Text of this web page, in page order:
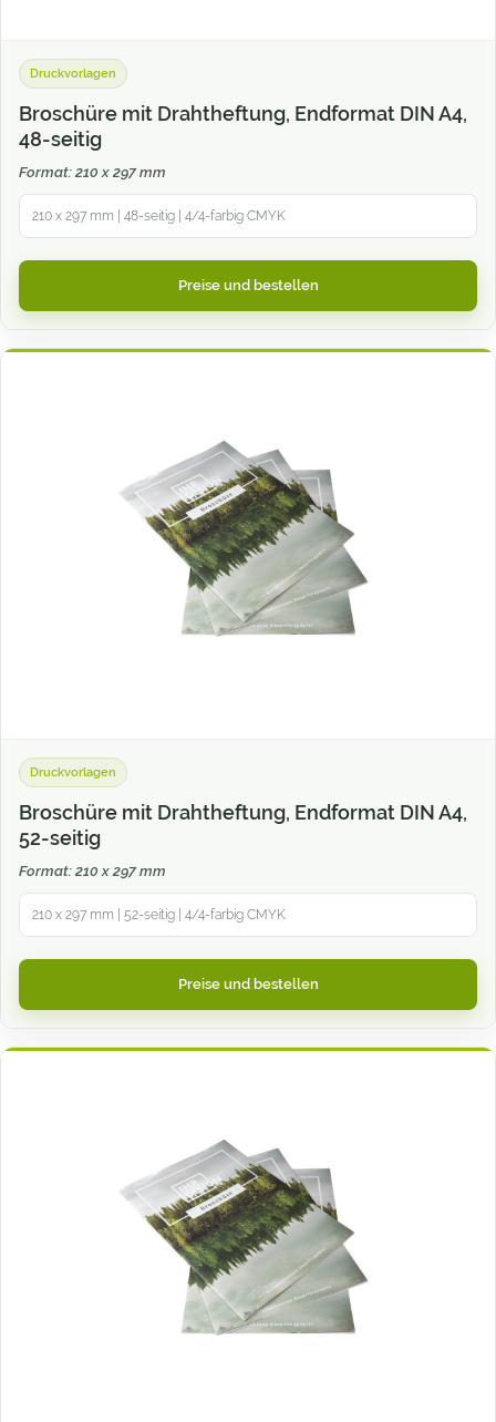
Druckvorlagen
Broschüre mit Drahtheftung, Endformat DIN A4,
48-seitig
Format: 210 x 297 mm
210 x 297 mm | 48-seitig | 4/4-farbig CMYK
Preise und bestellen
Druckvorlagen
Broschüre mit Drahtheftung, Endformat DIN A4,
52-seitig
Format: 210 x 297 mm
210 x 297 mm | 52-seitig | 4/4-farbig CMYK
Preise und bestellen